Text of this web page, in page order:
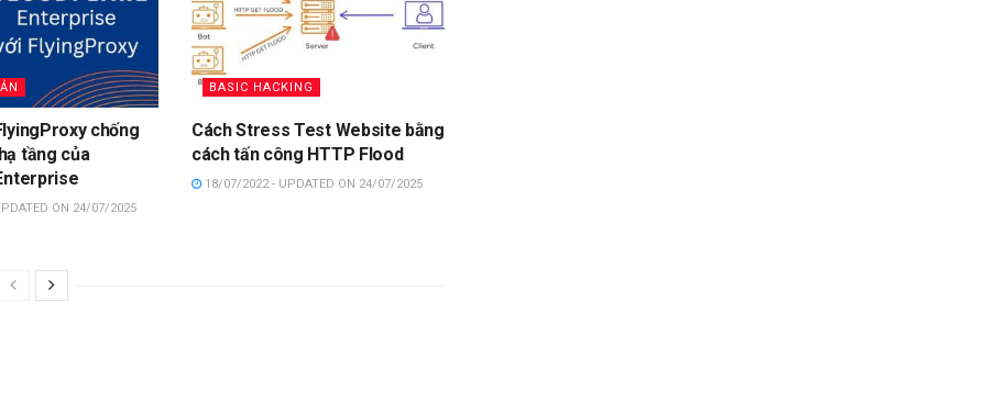
chống
tầng của
ON 24/07/2025
BASIC HACKING
Cách Stress Test Website bằng
cách tấn công HTTP Flood
18/07/2022 - UPDATED ON 24/07/2025